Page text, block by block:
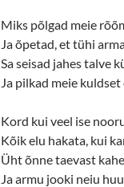
n
s
i
n
n
e
w
n
d
o
w
)
e
n
s
n
n
e
n
d
o
w
Miks põlgad meie
Ja õpetad, et tühi
Sa seisad jahes talve
Ja pilkad meie
Kord kui veel ise
Kõik elu hakata, kui
Üht õnne taevast
Ja armu jooki neiu